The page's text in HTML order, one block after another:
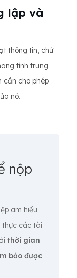
lập và
thông tin, chứ
tính trung
cần cho phép
nó.
nộp
am hiểu
thực các tài
thời gian
bảo được